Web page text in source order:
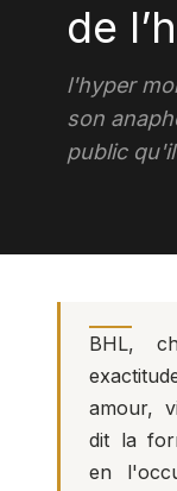
de
l'hyper
son
public
BHL,
amour,
dit la
en